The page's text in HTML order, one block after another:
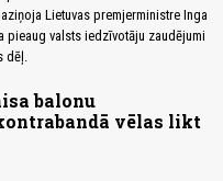
Lietuvas premjerministre Inga
pieaug valsts iedzīvotāju zaudējumi
dēļ.
balonu
vēlas likt